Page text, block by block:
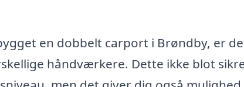
en dobbelt carport i Brøndby, er
håndværkere. Dette ikke blot